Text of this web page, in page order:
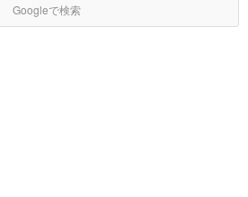
Googleで検索